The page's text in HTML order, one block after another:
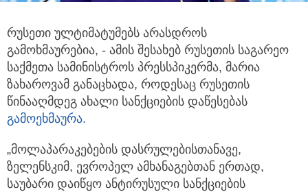
რუსეთი ულტიმატუმებს არასდროს
გამოხმაურებია, - ამის შესახებ რუსეთის საგარეო
საქმეთა სამინისტროს პრესსპიკერმა, მარია
ზახაროვამ განაცხადა, როდესაც რუსეთის
წინააღმდეგ ახალი სანქციების დაწესებას
გამოეხმაურა.
„მოლაპარაკებების დასრულებისთანავე,
ზელენსკიმ, ევროპელ ამხანაგებთან ერთად,
საუბარი დაიწყო ანტირუსული სანქციების